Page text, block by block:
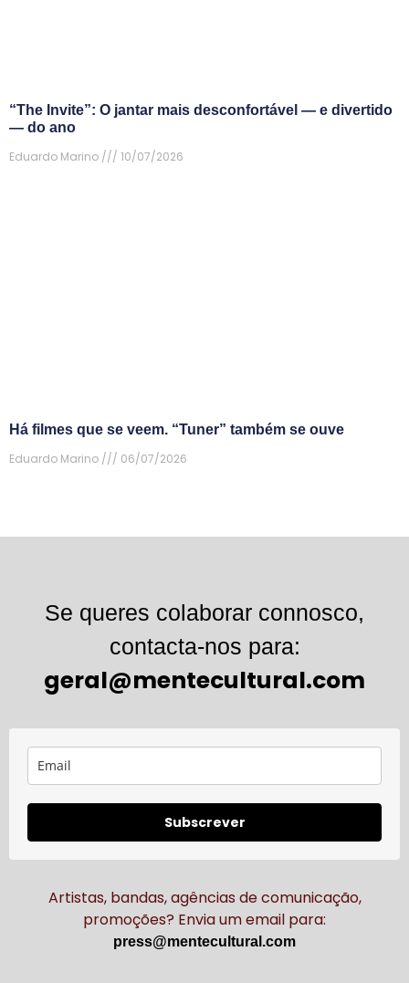
“The Invite”: O jantar mais desconfortável — e divertido
— do ano
Eduardo Marino
10/07/2026
Há filmes que se veem. “Tuner” também se ouve
Eduardo Marino
06/07/2026
Se queres colaborar connosco,
contacta-nos para:
geral@mentecultural.com
Subscrever
Artistas, bandas, agências de comunicação,
promoções? Envia um email para:
press@mentecultural.com